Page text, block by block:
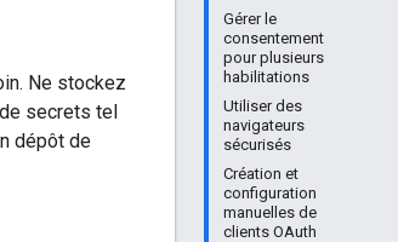
Gérer le
consentement
pour plusieurs
habilitations
Utiliser des
navigateurs
sécurisés
Création et
configuration
manuelles de
clients OAuth
Ne stockez
secrets tel
dépôt de